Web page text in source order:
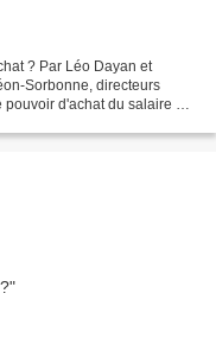
? Par Léo Dayan et
Sorbonne, directeurs
d'achat du salaire est